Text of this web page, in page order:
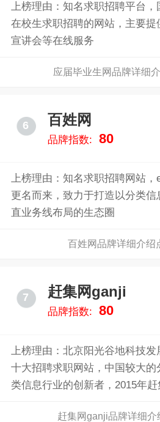
上榜理由：知名求职招聘平台，
在校生求职招聘的网站，主要提
宣讲会等在线服务
应届毕业生网品牌详细
6 百姓网
品牌指数: 80
上榜理由：知名求职招聘网站
更名而来，致力于打造以分类
直业务线布局的生态圈
百姓网品牌详细介绍
7 赶集网ganji
品牌指数: 80
上榜理由：北京阳光谷地科技
十大招聘求职网站，中国较大
类信息行业的创新者，2015年
赶集网ganji品牌详细介